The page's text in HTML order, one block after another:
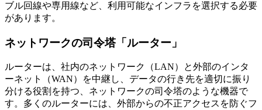
ブル回線や専用線など、利用可能なインフラを選択する必要
があります。
ネットワークの司令塔「ルーター」
ルーターは、社内のネットワーク（LAN）と外部のインタ
ーネット（WAN）を中継し、データの行き先を適切に振り
分ける役割を持つ、ネットワークの司令塔のような機器で
す。多くのルーターには、外部からの不正アクセスを防ぐフ